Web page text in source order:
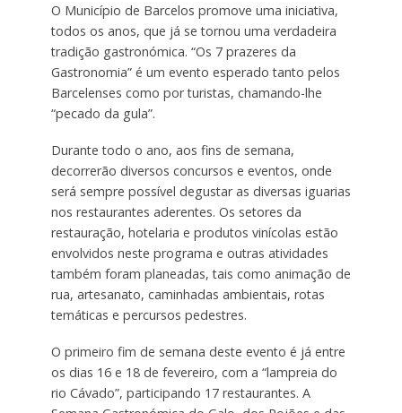
O Município de Barcelos promove uma iniciativa,
todos os anos, que já se tornou uma verdadeira
tradição gastronómica. “Os 7 prazeres da
Gastronomia” é um evento esperado tanto pelos
Barcelenses como por turistas, chamando-lhe
“pecado da gula”.
Durante todo o ano, aos fins de semana,
decorrerão diversos concursos e eventos, onde
será sempre possível degustar as diversas iguarias
nos restaurantes aderentes. Os setores da
restauração, hotelaria e produtos vinícolas estão
envolvidos neste programa e outras atividades
também foram planeadas, tais como animação de
rua, artesanato, caminhadas ambientais, rotas
temáticas e percursos pedestres.
O primeiro fim de semana deste evento é já entre
os dias 16 e 18 de fevereiro, com a “lampreia do
rio Cávado”, participando 17 restaurantes. A